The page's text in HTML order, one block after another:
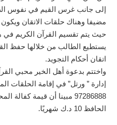
إلى جانب غرس القيم في نفوس
مضيفا وهناك حلقات الاتقان ويكون
حيث يتم تقسيم القرآن الكريم
يستطيع الطالب من خلالها حفظ
اتقان أحكام التجويد.
واختتم بدعوة أهل الخير محبي
إدارة ” ورتل” في إقامة الحلقات
الحافظ 10 د.ك شهريًا.